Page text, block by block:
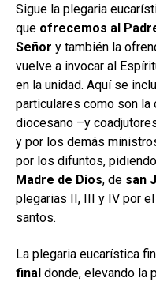
Sigue la plegaria
que ofrecemos al
Señor y también la
vuelve a invocar al
en la unidad. Aquí se
particulares como son la
diocesano –y
y por los demás
por los difuntos,
Madre de Dios, de san
plegarias II, III y IV por
santos.
La plegaria eucarística
final donde, elevando la